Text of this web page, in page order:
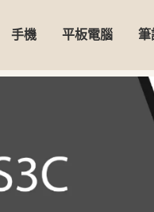
手機 平板電腦 筆
30天安